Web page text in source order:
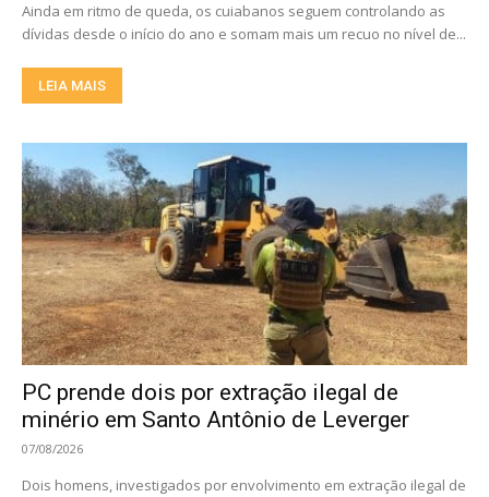
Ainda em ritmo de queda, os cuiabanos seguem controlando as
dívidas desde o início do ano e somam mais um recuo no nível de...
LEIA MAIS
PC prende dois por extração ilegal de
minério em Santo Antônio de Leverger
07/08/2026
Dois homens, investigados por envolvimento em extração ilegal de